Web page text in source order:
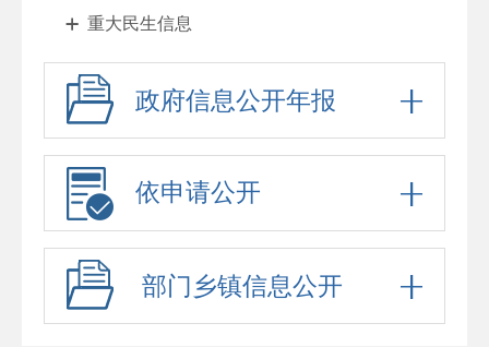
重大民生信息
人大代表建议、政协委员提案办理
政府工作报告
其他法定公开
政府信息公开标准目录
防范化解重大风险
财政资金直达基层
政府信息公开年报
依申请公开
部门乡镇信息公开